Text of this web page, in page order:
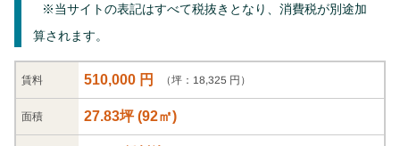
※当サイトの表記はすべて税抜きとなり、消費税が別途加
算されます。
賃料 510,000 円 （坪：18,325 円）
面積 27.83坪(92㎡)